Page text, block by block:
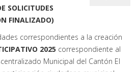
SOLICITUDES
FINALIZADO)
correspondientes a la creación
2025 correspondiente al
Municipal del Cantón El